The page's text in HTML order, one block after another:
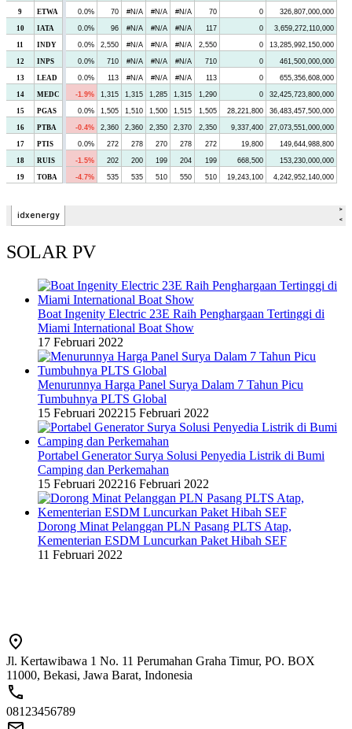
SOLAR PV
Boat Ingenity Electric 23E Raih Penghargaan Tertinggi di
Miami International Boat Show
17 Februari 2022
Menurunnya Harga Panel Surya Dalam 7 Tahun Picu
Tumbuhnya PLTS Global
15 Februari 202215 Februari 2022
Portabel Generator Surya Solusi Penyedia Listrik di Bumi
Camping dan Perkemahan
15 Februari 202216 Februari 2022
Dorong Minat Pelanggan PLN Pasang PLTS Atap,
Kementerian ESDM Luncurkan Paket Hibah SEF
11 Februari 2022
Jl. Kertawibawa 1 No. 11 Perumahan Graha Timur, PO. BOX
11000, Bekasi, Jawa Barat, Indonesia
08123456789